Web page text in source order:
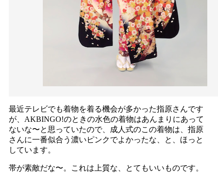
最近テレビでも着物を着る機会が多かった指原さんです
が、AKBINGO!のときの水色の着物はあんまりにあって
ないな〜と思っていたので、成人式のこの着物は、指原
さんに一番似合う濃いピンクでよかったな、と、ほっと
しています。
帯が素敵だな〜。これは上質な、とてもいいものです。